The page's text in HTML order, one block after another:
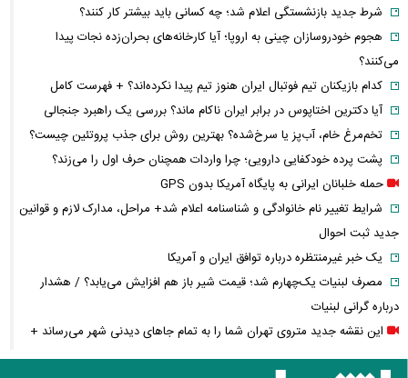
شرط جدید بازنشستگی اعلام شد؛ چه کسانی باید بیشتر کار کنند؟
هجوم خودروسازان چینی به اروپا؛ آیا کارخانه‌های بحران‌زده نجات پیدا
می‌کنند؟
کدام بازیکنان تیم فوتبال ایران هنوز تیم پیدا نکرده‌اند؟ + فهرست کامل
آیا دکترین اختاپوس در برابر ایران ناکام ماند؟ بررسی یک راهبرد جنجالی
تخم‌مرغ خام، آب‌پز یا سرخ‌شده؟ بهترین روش برای جذب پروتئین چیست؟
پشت پرده خودکفایی دارویی؛ چرا واردات همچنان حرف اول را می‌زند؟
حمله خلبانان ایرانی به پایگاه آمریکا بدون GPS
شرایط تغییر نام خانوادگی و شناسنامه اعلام شد+ مراحل، مدارک لازم و قوانین
جدید ثبت احوال
یک خبر غیرمنتظره درباره توافق ایران و آمریکا
مصرف لبنیات یک‌چهارم شد؛ قیمت شیر باز هم افزایش می‌یابد؟ / هشدار
درباره گرانی لبنیات
این نقشه جدید متروی تهران شما را به تمام جاهای دیدنی شهر می‌رساند +
ویدئو